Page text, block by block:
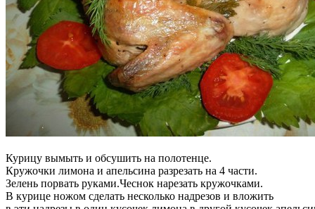
Курицу вымыть и обсушить на полотенце.
Кружочки лимона и апельсина разрезать на 4 части.
Зелень порвать руками.Чеснок нарезать кружочками.
В курице ножом сделать несколько надрезов и вложить